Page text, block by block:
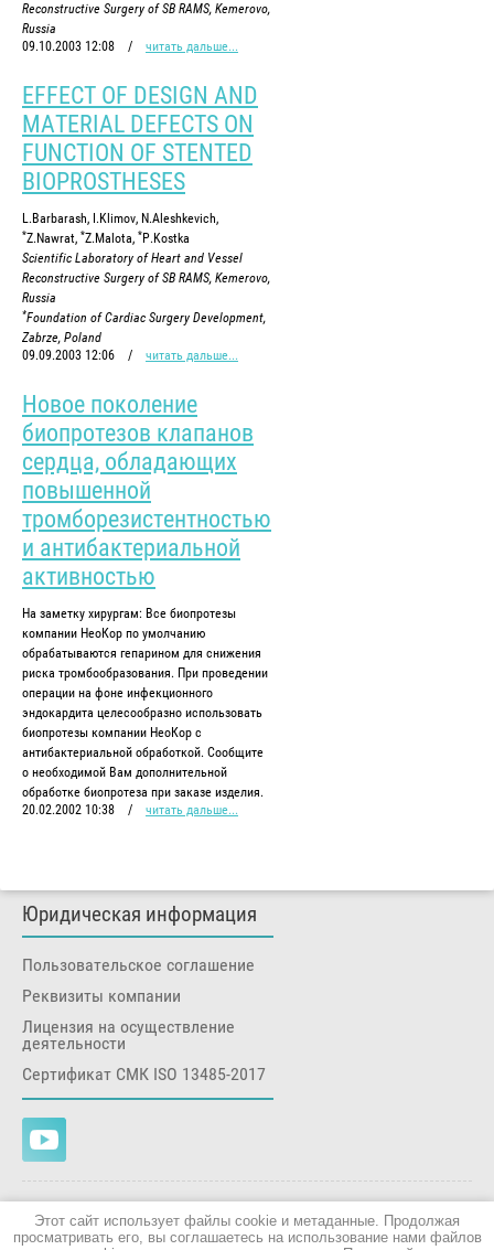
Этот сайт использует файлы cookie и метаданные. Продолжая
просматривать его, вы соглашаетесь на использование нами файлов
Reconstructive Surgery of SB RAMS, Kemerovo,
Russia
09.10.2003 12:08
/ читать дальше...
EFFECT OF DESIGN AND
MATERIAL DEFECTS ON
FUNCTION OF STENTED
BIOPROSTHESES
L.Barbarash, I.Klimov, N.Aleshkevich,
*Z.Nawrat, *Z.Malota, * P.Kostka
Scientific Laboratory of Heart and Vessel
Reconstructive Surgery of SB RAMS, Kemerovo,
Russia
*Foundation of Cardiac Surgery Development,
Zabrze, Poland
09.09.2003 12:06
/ читать дальше...
Новое поколение
биопротезов клапанов
сердца, обладающих
повышенной
тромборезистентностью
и антибактериальной
активностью
На заметку хирургам: Все биопротезы
компании НеоКор по умолчанию
обрабатываются гепарином для снижения
риска тромбообразования. При проведении
операции на фоне инфекционного
эндокардита целесообразно использовать
биопротезы компании НеоКор с
антибактериальной обработкой. Сообщите
о необходимой Вам дополнительной
обработке биопротеза при заказе изделия.
20.02.2002 10:38
/ читать дальше...
Юридическая информация
Пользовательское соглашение
Реквизиты компании
Лицензия на осуществление
деятельности
Сертификат СМК ISO 13485-2017
Copyright © 2018 - 2026